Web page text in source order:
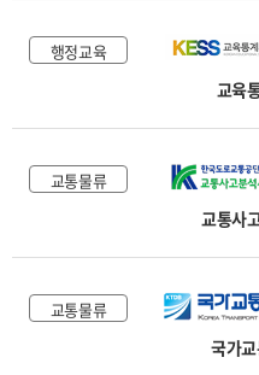
행정교육
교육
교통물류
교통사
교통물류
국가